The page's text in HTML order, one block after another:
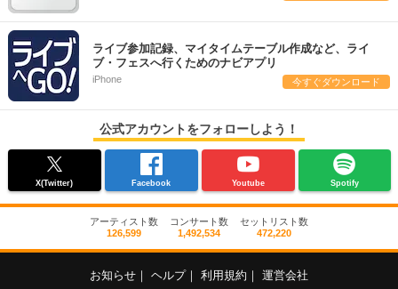
ライブ参加記録、マイタイムテーブル作成など、ライ
ブ・フェスへ行くためのナビアプリ
iPhone 今すぐダウンロード
公式アカウントをフォローしよう！
X(Twitter) Facebook Youtube Spotify
アーティスト数
126,599
コンサート数
1,492,534
セットリスト数
472,220
お知らせ ヘルプ 利用規約 運営会社